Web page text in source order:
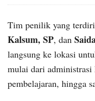
Tim penilik yang
Kalsum, SP, dan
langsung ke lokasi
mulai dari administrasi
pembelajaran, hingga